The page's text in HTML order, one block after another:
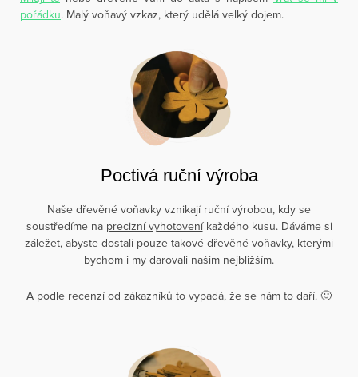
pořádku. Malý voňavý vzkaz, který udělá velký dojem.
Poctivá ruční výroba
Naše dřevěné voňavky vznikají ruční výrobou, kdy se
soustředíme na precizní vyhotoveníkaždého kusu. Dáváme si
záležet, abyste dostali pouze takové dřevěné voňavky, kterými
bychom i my darovali našim nejbližším.
A podle recenzí od zákazníků to vypadá, že se nám to daří. 🙂